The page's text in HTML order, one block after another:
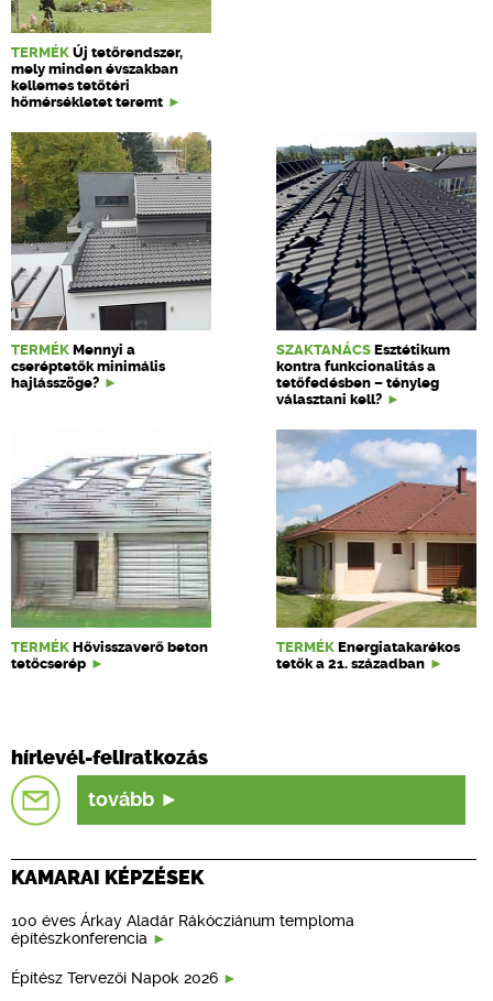
TERMÉK Új tetőrendszer,
mely minden évszakban
kellemes tetőtéri
hőmérsékletet teremt
TERMÉK Mennyi a
cseréptetők minimális
hajlásszöge?
SZAKTANÁCS Esztétikum
kontra funkcionalitás a
tetőfedésben – tényleg
választani kell?
TERMÉK Hővisszaverő beton
tetőcserép
TERMÉK Energiatakarékos
tetők a 21. században
hírlevél-feliratkozás
tovább
KAMARAI KÉPZÉSEK
100 éves Árkay Aladár Rákócziánum temploma
építészkonferencia
Építész Tervezői Napok 2026